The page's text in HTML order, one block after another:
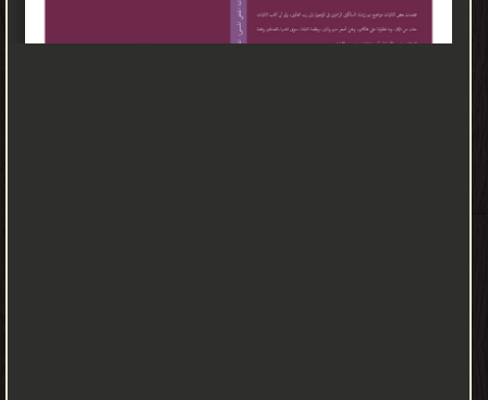
من كتب علم اللغة العربية - مكتبة كتب المعاجم واللغات.